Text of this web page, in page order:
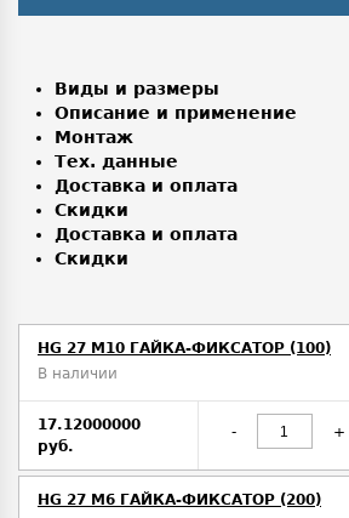
Виды и размеры
Описание и применение
Монтаж
Тех. данные
Доставка и оплата
Скидки
Доставка и оплата
Скидки
HG 27 M10 ГАЙКА-ФИКСАТОР (100)
В наличии
17.12000000
руб.
- +
HG 27 M6 ГАЙКА-ФИКСАТОР (200)